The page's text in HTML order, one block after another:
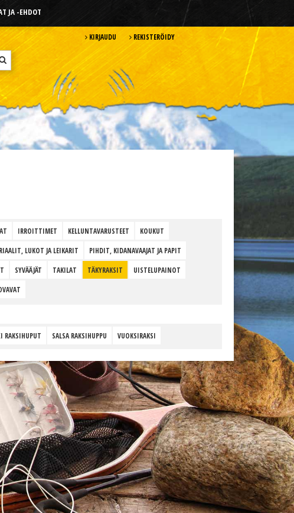
JA -EHDOT
KIRJAUDU REKISTERÖIDY
IRROITTIMET KELLUNTAVARUSTEET KOUKUT
LUKOT JA LEIKARIT PIHDIT, KIDANAVAAJAT JA PAPIT
SYVÄÄJÄT TAKILAT TÄKYRAKSIT UISTELUPAINOT
RAKSIHUPUT SALSA RAKSIHUPPU VUOKSIRAKSI